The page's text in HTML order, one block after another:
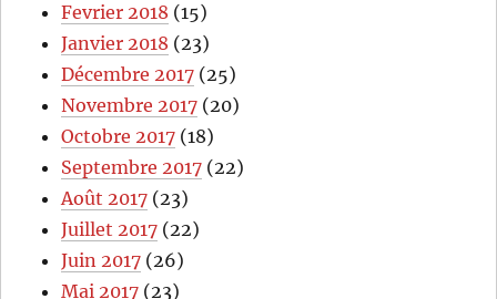
Fevrier 2018 (15)
Janvier 2018 (23)
Décembre 2017 (25)
Novembre 2017 (20)
Octobre 2017 (18)
Septembre 2017 (22)
Août 2017 (23)
Juillet 2017 (22)
Juin 2017 (26)
Mai 2017 (23)